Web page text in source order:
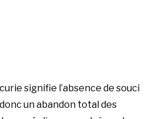
signifie l’absence de souci
donc un abandon total des